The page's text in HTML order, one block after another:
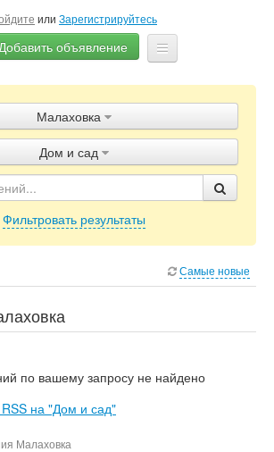
или Зарегистрируйтесь
объявление
Объявления
Блог
Малаховка
Дом и сад
Фильтровать результаты
Самые новые
по вашему запросу не найдено
на "Дом и сад"
Малаховка